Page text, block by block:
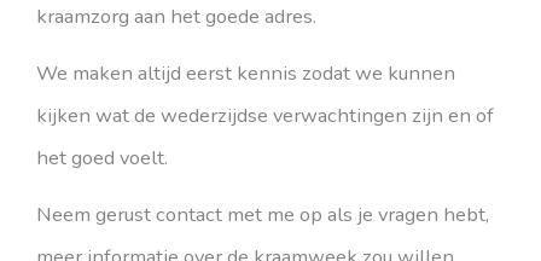
kraamzorg aan het goede adres.
We maken altijd eerst kennis zodat we kunnen
kijken wat de wederzijdse verwachtingen zijn en of
het goed voelt.
Neem gerust contact met me op als je vragen hebt,